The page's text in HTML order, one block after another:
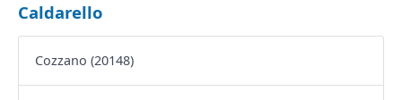
Caldarello
Cozzano (20148)